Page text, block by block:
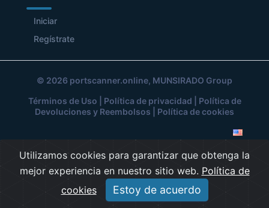
Iniciar
Regístrate
© 2026 portscanner.online, MUNSIRADO Group
Términos de Uso
Política de privacidad
Política de
Devoluciones y Reembolsos
Política de cookies
Utilizamos cookies para garantizar que obtenga la
mejor experiencia en nuestro sitio web. Política de
cookies
Estoy de acuerdo